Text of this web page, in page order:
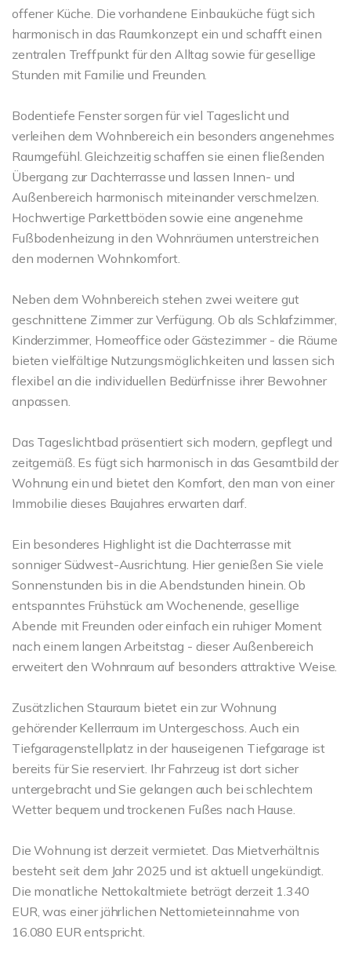
offener Küche. Die vorhandene Einbauküche fügt sich
harmonisch in das Raumkonzept ein und schafft einen
zentralen Treffpunkt für den Alltag sowie für gesellige
Stunden mit Familie und Freunden.
Bodentiefe Fenster sorgen für viel Tageslicht und
verleihen dem Wohnbereich ein besonders angenehmes
Raumgefühl. Gleichzeitig schaffen sie einen fließenden
Übergang zur Dachterrasse und lassen Innen- und
Außenbereich harmonisch miteinander verschmelzen.
Hochwertige Parkettböden sowie eine angenehme
Fußbodenheizung in den Wohnräumen unterstreichen
den modernen Wohnkomfort.
Neben dem Wohnbereich stehen zwei weitere gut
geschnittene Zimmer zur Verfügung. Ob als Schlafzimmer,
Kinderzimmer, Homeoffice oder Gästezimmer - die Räume
bieten vielfältige Nutzungsmöglichkeiten und lassen sich
flexibel an die individuellen Bedürfnisse ihrer Bewohner
anpassen.
Das Tageslichtbad präsentiert sich modern, gepflegt und
zeitgemäß. Es fügt sich harmonisch in das Gesamtbild der
Wohnung ein und bietet den Komfort, den man von einer
Immobilie dieses Baujahres erwarten darf.
Ein besonderes Highlight ist die Dachterrasse mit
sonniger Südwest-Ausrichtung. Hier genießen Sie viele
Sonnenstunden bis in die Abendstunden hinein. Ob
entspanntes Frühstück am Wochenende, gesellige
Abende mit Freunden oder einfach ein ruhiger Moment
nach einem langen Arbeitstag - dieser Außenbereich
erweitert den Wohnraum auf besonders attraktive Weise.
Zusätzlichen Stauraum bietet ein zur Wohnung
gehörender Kellerraum im Untergeschoss. Auch ein
Tiefgaragenstellplatz in der hauseigenen Tiefgarage ist
bereits für Sie reserviert. Ihr Fahrzeug ist dort sicher
untergebracht und Sie gelangen auch bei schlechtem
Wetter bequem und trockenen Fußes nach Hause.
Die Wohnung ist derzeit vermietet. Das Mietverhältnis
besteht seit dem Jahr 2025 und ist aktuell ungekündigt.
Die monatliche Nettokaltmiete beträgt derzeit 1.340
EUR, was einer jährlichen Nettomieteinnahme von
16.080 EUR entspricht.